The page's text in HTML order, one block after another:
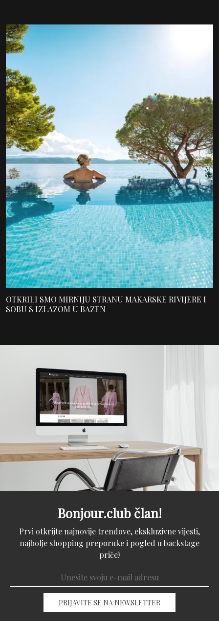
OTKRILI SMO MIRNIJU STRANU MAKARSKE RIVIJERE I
SOBU S IZLAZOM U BAZEN
Bonjour.club član!
Prvi otkrijte najnovije trendove, ekskluzivne vijesti,
najbolje shopping preporuke i pogled u backstage
priče!
PRIJAVITE SE NA NEWSLETTER